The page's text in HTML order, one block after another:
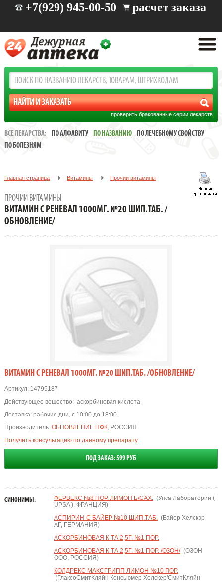
+7(929) 945-00-50 расчет заказа
проверить бракованные серии лекарств
ВСЕ ЛЕКАРСТВА: ПО АЛФАВИТУ ПО НАЗВАНИЮ
ПО ЛЕЧЕБНОМУ СВОЙСТВУ
ПО БОЛЕЗНЯМ
Главная страница Витамины Прочии витамины
ПРОЧИИ ВИТАМИНЫ
ВИТАМИН С РЕНЕВАЛ 1000МГ. №20 ШИП.ТАБ. /
ОБНОВЛЕНИЕ/
ВИТАМИН С РЕНЕВАЛ 1000МГ. №20 ШИП.ТАБ. /ОБНОВЛЕНИЕ/
Артикул:14795187
Действующее вещество: аскорбиновая кислота
Доставка: рабочие дни, с 10:00 до 18:00
Производитель: ОБНОВЛЕНИЕ ПФК, РОССИЯ
Получить консультацию по данному препарату
ПОД ЗАКАЗ: 599 РУБ
СИНОНИМЫ: ФЕРВЕКС №8 ПОР. ЛИМОН Б/САХ.(Упса Лаборатории (
UPSA ), ФРАНЦИЯ)
АСПИРИН-С БАЙЕР №10 ШИП.ТАБ.(Байер Хелскэр
АГ, ГЕРМАНИЯ)
АСКОРБИНОВАЯ К-ТА 2,5Г. №1 ПОР.
АСКОРБИНОВАЯ К-ТА 2,5Г. №1 ПОР. /ОЗОН/(ОЗОН
ООО, РОССИЯ)
КОЛДРЕКС МАКСГРИПП ЛИМОН №10 ПОР.
(ГлаксоСмитКляйн Консьюмер Хелскер/СмитКляйн